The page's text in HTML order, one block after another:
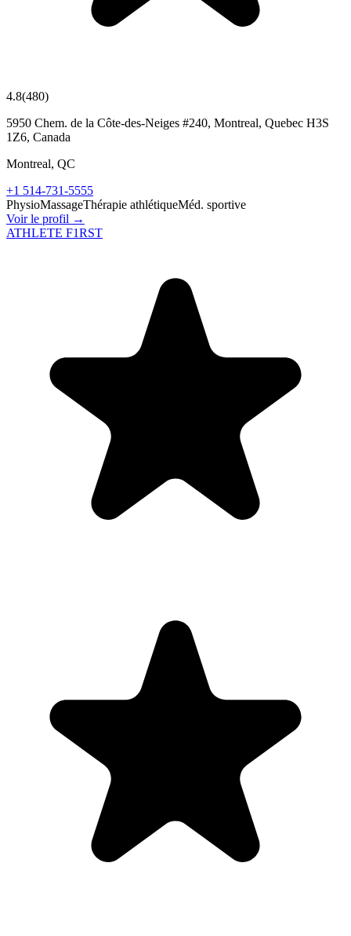
4.8(480)
5950 Chem. de la Côte-des-Neiges #240, Montreal, Quebec H3S
1Z6, Canada
Montreal, QC
+1 514-731-5555
PhysioMassageThérapie athlétiqueMéd. sportive
Voir le profil →
ATHLETE F1RST